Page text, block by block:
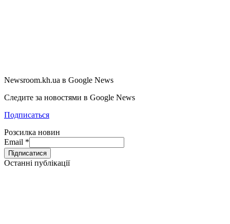
Newsroom.kh.ua в Google News
Следите за новостями в Google News
Подписаться
Розсилка новин
Email *
Останні публікації